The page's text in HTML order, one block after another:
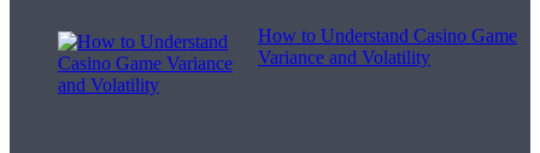
How to Understand Casino Game
Variance and Volatility